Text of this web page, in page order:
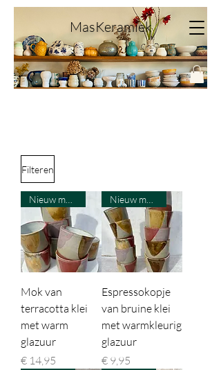
MasKeramiek
Filteren
Mok van
terracotta klei
met warm
glazuur
Prijs
€ 14,95
Espressokopje
van bruine klei
met warmkleurig
glazuur
Prijs
€ 9,95